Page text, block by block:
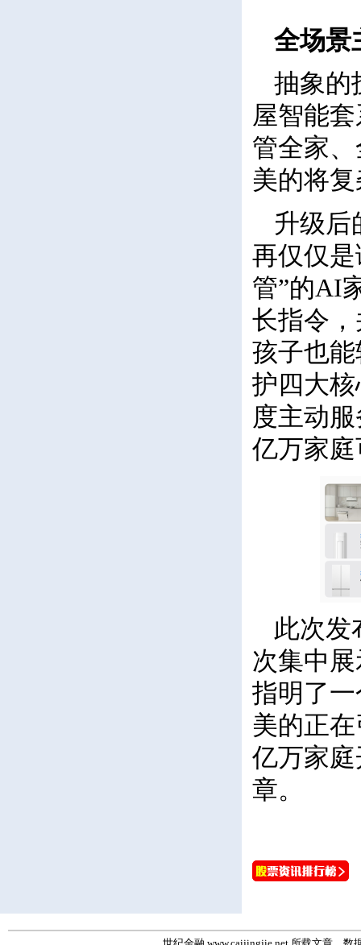
全场景
抽象的
屋智能
管全家
美的将
升级后
再仅仅
管”的AI
长指令
孩子也
护四大
度主动
亿万家
此次发
次集中
指明了
美的正
亿万家
章。